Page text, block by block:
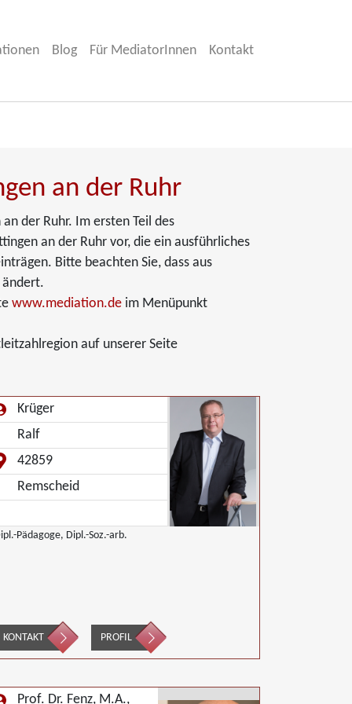
Blog Für MediatorInnen Kontakt
an der Ruhr
der Ruhr. Im ersten Teil des
an der Ruhr vor, die ein ausführliches
Bitte beachten Sie, dass aus
ändert.
www.mediation.de im Menüpunkt
auf unserer Seite
Krüger
Ralf
42859
Remscheid
Pädagoge, Dipl.-Soz.-arb.
KONTAKT PROFIL
Prof. Dr. Fenz, M.A.,